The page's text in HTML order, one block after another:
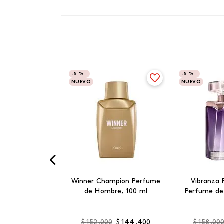
-5 %
NUEVO
Winner Champion Perfume
de Hombre, 100 ml
-5 %
NUEVO
Vibranza
Perfume